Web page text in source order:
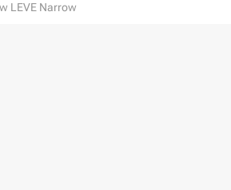
LEVE Narrow